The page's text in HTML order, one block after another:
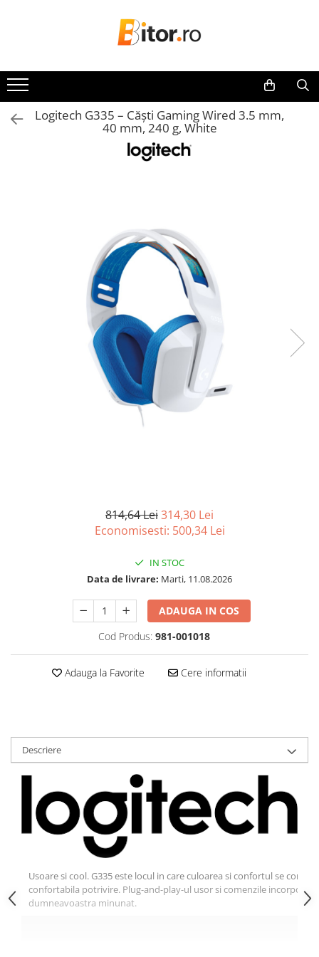
Laptop , PC, Tablete
Laptop-uri
Laptop-uri Gaming
Laptop-uri Workstation
Imprimante, Scannere,
Imprimante & Multifuncționale
Imprimanta Laser Color
Imprimanta Laser Mono
Imprimante Cerneală
Imprimante Matriciale
Multifuncțional Cerneală
Multifuncțional Laser Mono
Accesorii Imprimante & Scannere
Consumabile - toner
Plottere & Scannere
Scannere Documente
TV, Audio-Video & Multimedia
Accesorii
Cabluri & Adaptoare Audio-Video
Suporturi - altele
Suporturi TV Birou
Suporturi TV Perete
Boxe PC & Soundbar
Boxe Wireless & Portabile
Logitech G335 – Căști Gaming Wired 3.5 mm,
40 mm, 240 g, White
814,64 Lei314,30 Lei
Economisesti: 500,34 Lei
IN STOC
Data de livrare: Marti, 11.08.2026
ADAUGA IN COS
Cod Produs: 981-001018
Adauga la Favorite Cere informatii
Descriere
Usoare si cool. G335 este locul in care culoarea si confortul se
confortabila potrivire. Plug-and-play-ul usor si comenzile
dumneavoastra minunat.